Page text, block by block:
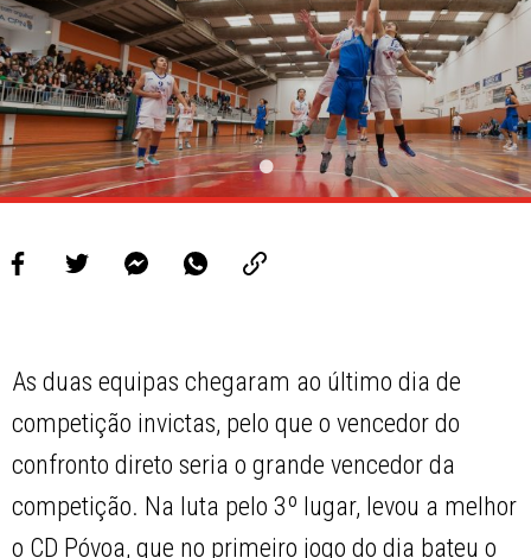
As duas equipas chegaram ao último dia de
competição invictas, pelo que o vencedor do
confronto direto seria o grande vencedor da
competição. Na luta pelo 3º lugar, levou a melhor
o CD Póvoa, que no primeiro jogo do dia bateu o